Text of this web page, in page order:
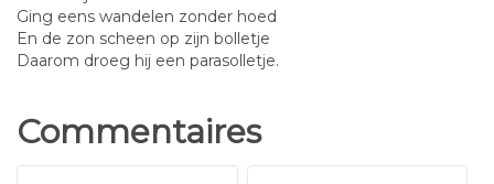
Ging eens wandelen zonder hoed
En de zon scheen op zijn bolletje
Daarom droeg hij een parasolletje.
Commentaires